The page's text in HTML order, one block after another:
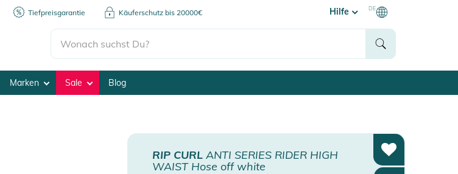
Tiefpreisgarantie Käuferschutz bis 20000€ Hilfe DE
Marken Sale Blog
RIP CURL ANTI SERIES RIDER HIGH
WAIST Hose off white